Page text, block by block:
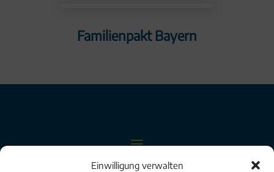
Einwilligung verwalten
Familienpakt Bayern